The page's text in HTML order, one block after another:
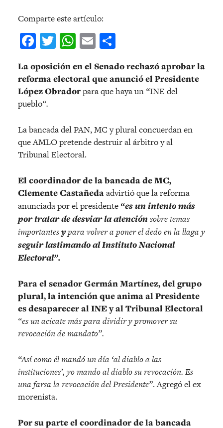
Comparte este artículo:
Facebook
Twitter
WhatsApp
Email
La oposición en el Senado rechazó aprobar la
reforma electoral que anunció el Presidente
López Obradorpara que haya un “INE del
pueblo“.
La bancada del PAN, MC y plural concuerdan en
que AMLO pretende destruir al árbitro y al
Tribunal Electoral.
El coordinador de la bancada de MC,
Clemente Castañedaadvirtió que la reforma
anunciada por el presidente “es un intento más
portratar de desviar la atenciónsobre temas
importantesypara volver a poner el dedo en la llaga y
seguir lastimando al Instituto Nacional
Electoral”.
Para el senador Germán Martínez, del grupo
plural, la intención que anima al Presidente
es desaparecer al INE y al Tribunal Electoral
“es un acicate más para dividir y promover su
revocación de mandato”.
“Así como él mandó un día ‘al diablo a las
instituciones’, yo mando al diablo su revocación. Es
una farsa la revocación del Presidente”. Agregó el ex
morenista.
Por su parte el coordinador de la bancada